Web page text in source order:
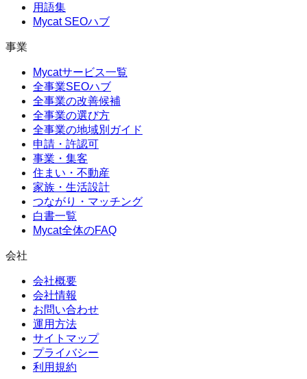
用語集
Mycat SEOハブ
事業
Mycatサービス一覧
全事業SEOハブ
全事業の改善候補
全事業の選び方
全事業の地域別ガイド
申請・許認可
事業・集客
住まい・不動産
家族・生活設計
つながり・マッチング
白書一覧
Mycat全体のFAQ
会社
会社概要
会社情報
お問い合わせ
運用方法
サイトマップ
プライバシー
利用規約